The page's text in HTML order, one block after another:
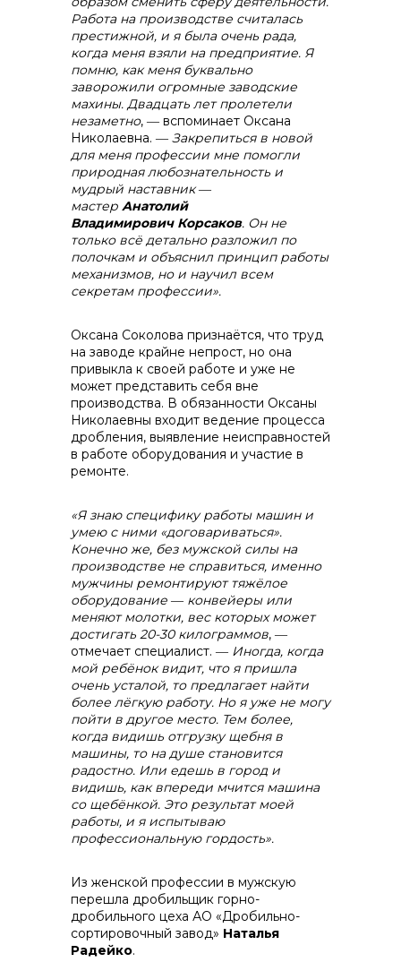
info@vostokcement.ru
Работа на производстве считалась
престижной, и я была очень рада,
когда меня взяли на предприятие. Я
помню, как меня буквально
заворожили огромные заводские
махины. Двадцать лет пролетели
незаметно, ― вспоминает Оксана
Николаевна. ― Закрепиться в новой
для меня профессии мне помогли
природная любознательность и
мудрый наставник ―
мастер Анатолий
Владимирович Корсаков. Он не
только всё детально разложил по
полочкам и объяснил принцип работы
механизмов, но и научил всем
секретам профессии».
Оксана Соколова признаётся, что труд
на заводе крайне непрост, но она
привыкла к своей работе и уже не
может представить себя вне
производства. В обязанности Оксаны
Николаевны входит ведение процесса
дробления, выявление неисправностей
в работе оборудования и участие в
ремонте.
«Я знаю специфику работы машин и
умею с ними «договариваться».
Конечно же, без мужской силы на
производстве не справиться, именно
мужчины ремонтируют тяжёлое
оборудование ― конвейеры или
меняют молотки, вес которых может
достигать 20-30 килограммов, ―
отмечает специалист. ― Иногда, когда
мой ребёнок видит, что я пришла
очень усталой, то предлагает найти
более лёгкую работу. Но я уже не могу
пойти в другое место. Тем более,
когда видишь отгрузку щебня в
машины, то на душе становится
радостно. Или едешь в город и
видишь, как впереди мчится машина
со щебёнкой. Это результат моей
работы, и я испытываю
профессиональную гордость».
Из женской профессии в мужскую
перешла дробильщик горно-
дробильного цеха АО «Дробильно-
сортировочный завод» Наталья
Радейко.